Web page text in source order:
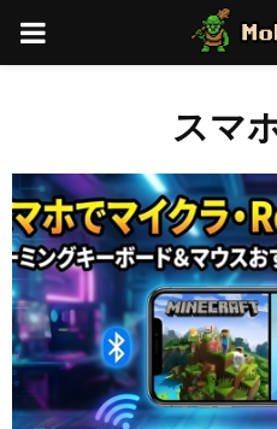
PRIMARY
スマ